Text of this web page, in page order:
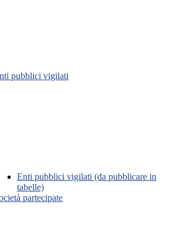
pubblici vigilati
Enti pubblici vigilati (da pubblicare in
tabelle)
partecipate